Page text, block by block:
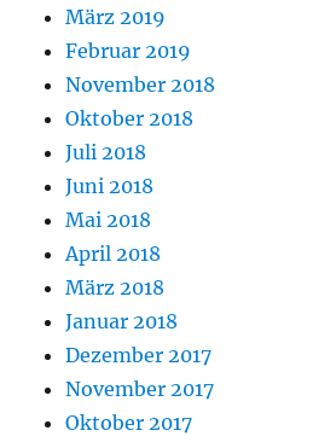
März 2019
Februar 2019
November 2018
Oktober 2018
Juli 2018
Juni 2018
Mai 2018
April 2018
März 2018
Januar 2018
Dezember 2017
November 2017
Oktober 2017